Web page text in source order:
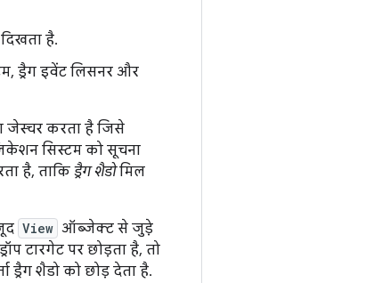
है.
ड्रैग इवेंट लिसनर और
जेस्चर करता है जिसे
सिस्टम को सूचना
है, ताकि ड्रैग शैडोमिल
View ऑब्जेक्ट से जुड़े
टारगेट पर छोड़ता है, तो
ड्रैग शैडो को छोड़ देता है.